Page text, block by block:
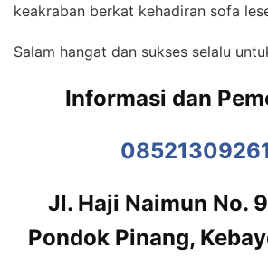
keakraban berkat kehadiran sofa
Salam hangat dan sukses selalu
Informasi dan
Jl. Haji Naimun No.
Pondok Pinang,